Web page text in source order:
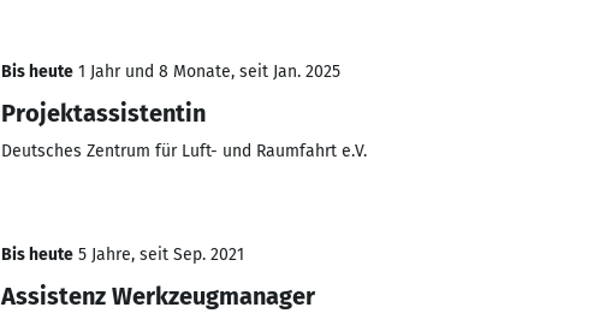
Bis heute 1 Jahr und 8 Monate, seit Jan. 2025
Projektassistentin
Deutsches Zentrum für Luft- und Raumfahrt e.V.
Bis heute 5 Jahre, seit Sep. 2021
Assistenz Werkzeugmanager